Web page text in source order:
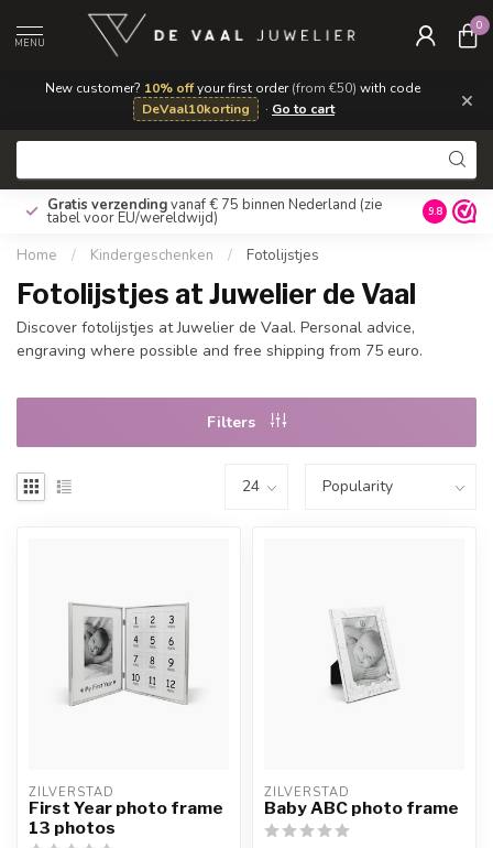
New customer? 10% offyour first order(from €50) with code
DeVaal10korting
· Go to cart ×
MENU
0
Gratis verzendingvanaf € 75 binnen Nederland (zie
tabel voor EU/wereldwijd) 9.8
Home / Kindergeschenken / Fotolijstjes
Fotolijstjes at Juwelier de Vaal
Discover fotolijstjes at Juwelier de Vaal. Personal advice,
engraving where possible and free shipping from 75 euro.
Filters
ZILVERSTAD
First Year photo frame
13 photos
ZILVERSTAD
Baby ABC photo frame